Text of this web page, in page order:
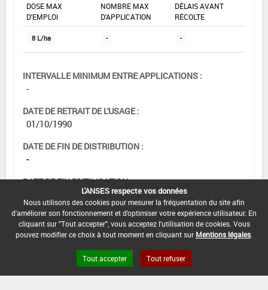
DOSE MAX
D'EMPLOI
NOMBRE MAX
D'APPLICATION
DÉLAIS AVANT
RÉCOLTE
8 L/ha - -
INTERVALLE MINIMUM ENTRE APPLICATIONS :
-
DATE DE RETRAIT DE L'USAGE :
01/10/1990
DATE DE FIN DE DISTRIBUTION :
-
DATE DE FIN D'UTILISATION :
L'ANSES respecte vos données
Nous utilisons des cookies pour mesurer la fréquentation du site afin
d'améliorer son fonctionnement et d'optimiser votre expérience utilisateur. En
cliquant sur "Tout accepter", vous acceptez l'utilisation de cookies. Vous
pouvez modifier ce choix à tout moment en cliquant sur Mentions légales
Tout accepter Tout refuser